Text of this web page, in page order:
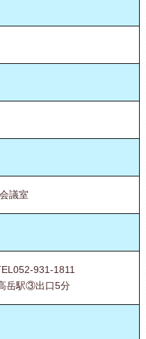
議室
931-1811
岳駅③出口5分